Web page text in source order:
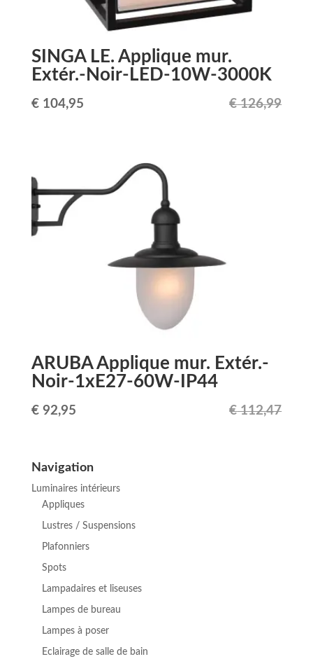
SINGA LE. Applique mur.
Extér.-Noir-LED-10W-3000K
€126,99
Le
€ 126,99.
€104,95Le
€ 104,95.
ARUBA Applique mur. Extér.-
Noir-1xE27-60W-IP44
€112,47
Le
était :
€ 112,47.
€92,95Le
€ 92,95.
Navigation
Luminaires intérieurs
Appliques
Lustres / Suspensions
Plafonniers
Spots
Lampadaires et liseuses
Lampes de bureau
Lampes à poser
Eclairage de salle de bain